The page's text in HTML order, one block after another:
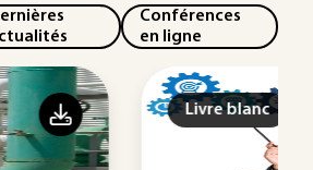
Conférences
en ligne
blanc